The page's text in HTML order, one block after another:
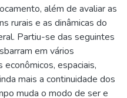
além de avaliar as
rurais e as dinâmicas do
Partiu-se das seguintes
em vários
espaciais,
mais a continuidade dos
muda o modo de ser e